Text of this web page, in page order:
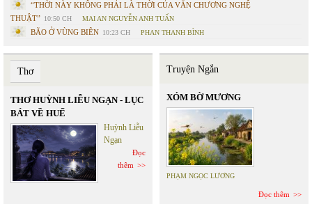
“THỜI NÀY KHÔNG PHẢI LÀ THỜI CỦA VĂN CHƯƠNG NGHỆ
THUẬT” 10:50 CH MAI AN NGUYỄN ANH TUẤN
BÃO Ở VÙNG BIÊN 10:23 CH PHAN THANH BÌNH
Thơ
THƠ HUỲNH LIỄU NGẠN - LỤC
BÁT VỀ HUẾ
Huỳnh Liễu
Ngạn
Đọc
thêm
Truyện Ngắn
XÓM BỜ MƯƠNG
PHẠM NGỌC LƯƠNG
Đọc thêm